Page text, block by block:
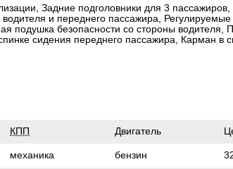
Задние подголовники для 3
и переднего пассажира,
подушка безопасности со стороны водителя,
сидения переднего пассажира, Карман в
КПП Двигатель
механика бензин